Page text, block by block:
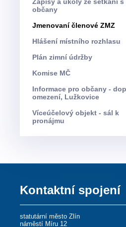
občany
Jmenovaní členové ZMZ
Hlášení místního rozhlasu
Plán zimní údržby
Komise MČ
Informace pro občany - dopravní
omezení, Lužkovice
Víceúčelový objekt - sál k
pronájmu
Kontaktní spojení
statutární město Zlín
náměstí Míru 12